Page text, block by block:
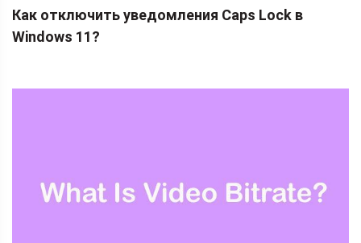
Как отключить уведомления Caps Lock в
Windows 11?